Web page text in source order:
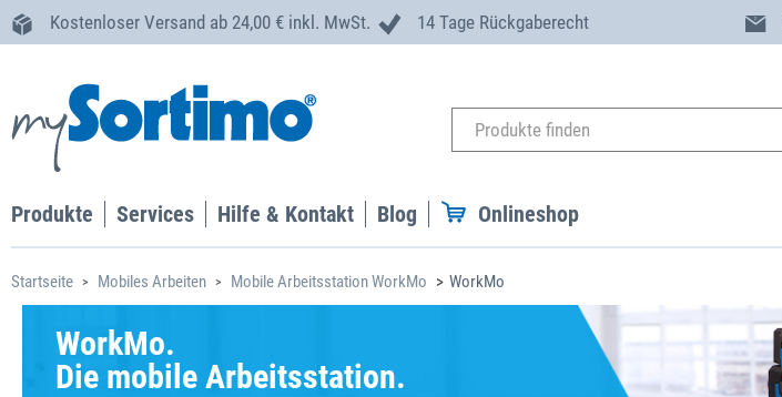
Kostenloser Versand ab 24,00 € inkl. MwSt. 14 Tage Rückgaberecht
Produkte Services Hilfe & Kontakt Blog Onlineshop
Startseite Mobiles Arbeiten Mobile Arbeitsstation WorkMo WorkMo
WorkMo.
Die mobile Arbeitsstation.